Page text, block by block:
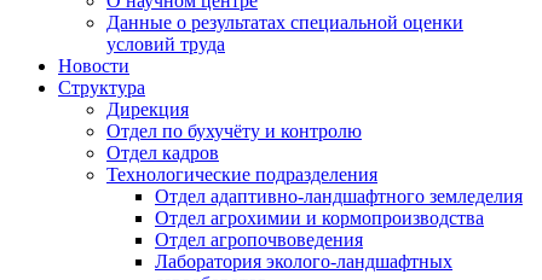
Данные о результатах специальной оценки
условий труда
Новости
Структура
Дирекция
Отдел по бухучёту и контролю
Отдел кадров
Технологические подразделения
Отдел адаптивно-ландшафтного земледелия
Отдел агрохимии и кормопроизводства
Отдел агропочвоведения
Лаборатория эколого-ландшафтных